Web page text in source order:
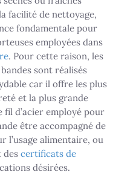
facilité de nettoyage,
fondamentale pour
employées dans
. Pour cette raison, les
sont réalisés
car il offre les plus
et la plus grande
d’acier employé pour
être accompagné de
l’usage alimentaire, ou
des certificats de
désirées.